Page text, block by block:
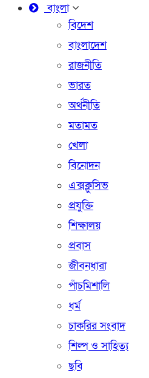
বাংলা
বিদেশ
বাংলাদেশ
রাজনীতি
ভারত
অর্থনীতি
মতামত
খেলা
বিনোদন
এক্সক্লুসিভ
প্রযুক্তি
শিক্ষালয়
প্রবাস
জীবনধারা
পাঁচমিশালি
ধর্ম
চাকরির সংবাদ
শিল্প ও সাহিত্য
ছবি